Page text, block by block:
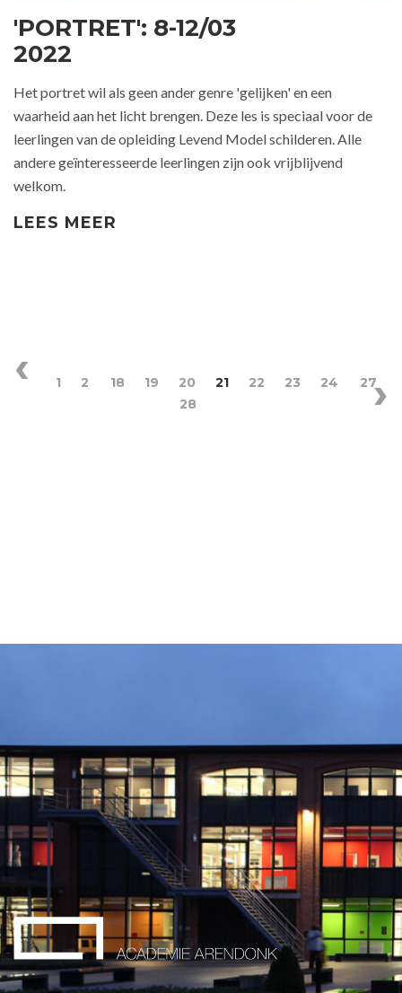
'PORTRET': 8-12/03
2022
Het portret wil als geen ander genre 'gelijken' en een
waarheid aan het licht brengen. Deze les is speciaal voor de
leerlingen van de opleiding Levend Model schilderen. Alle
andere geïnteresseerde leerlingen zijn ook vrijblijvend
welkom.
LEES MEER
1 2 18 19 20 21 22 23 24
27
28